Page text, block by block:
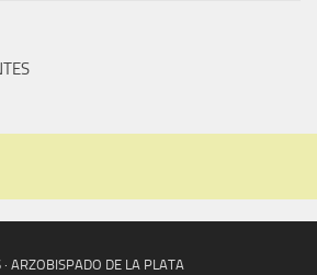
ARZOBISPADO DE LA PLATA